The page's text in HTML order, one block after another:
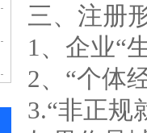
三、注册
1、企业“
2、“个体
3.“非正规